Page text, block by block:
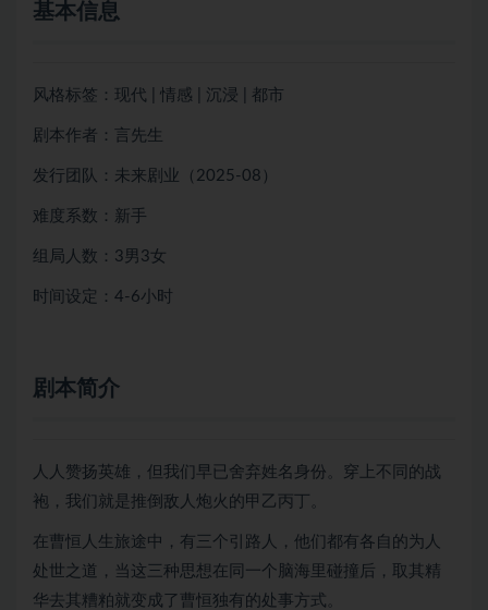
基本信息
风格标签：现代 | 情感 | 沉浸 | 都市
剧本作者：言先生
发行团队：未来剧业（2025-08）
难度系数：新手
组局人数：3男3女
时间设定：4-6小时
剧本简介
人人赞扬英雄，但我们早已舍弃姓名身份。穿上不同的战
袍，我们就是推倒敌人炮火的甲乙丙丁。
在曹恒人生旅途中，有三个引路人，他们都有各自的为人
处世之道，当这三种思想在同一个脑海里碰撞后，取其精
华去其糟粕就变成了曹恒独有的处事方式。